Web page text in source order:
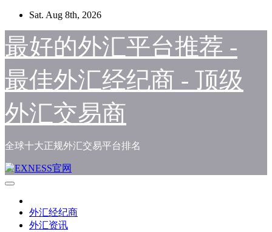
Skip
content
Sat. Aug 8th, 2026
最好的外汇平台推荐 -
最佳外汇经纪商 - 顶级
外汇交易商
全球十大正规外汇交易平台排名
外汇经纪商
外汇资讯